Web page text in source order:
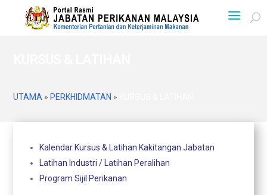
UTAMA » PERKHIDMATAN »
Kalendar Kursus & Latihan Kakitangan Jabatan
Latihan Industri / Latihan Peralihan
Program Sijil Perikanan